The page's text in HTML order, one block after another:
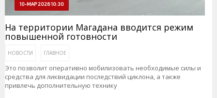
10-МАР 2026 10:30
На территории Магадана вводится режим
повышенной готовности
НОВОСТИ ГЛАВНОЕ
Это позволит оперативно мобилизовать необходимые силы и
средства для ликвидации последствий циклона, а также
привлечь дополнительную технику